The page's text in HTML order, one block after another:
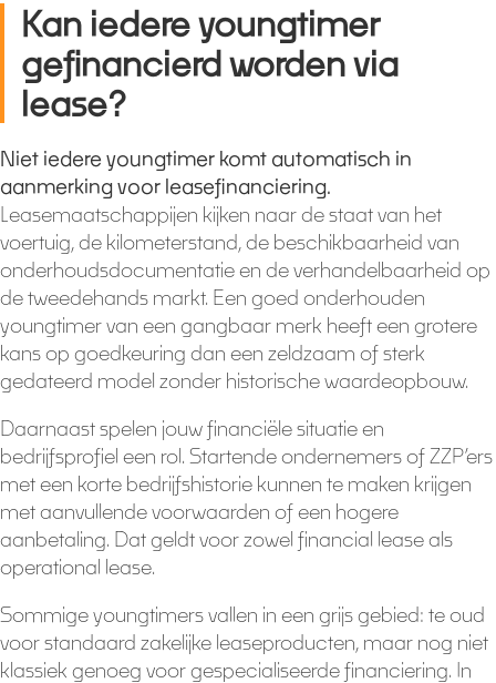
Kan iedere youngtimer
gefinancierd worden via
lease?
Niet iedere youngtimer komt automatisch in
aanmerking voor leasefinanciering.
Leasemaatschappijen kijken naar de staat van het
voertuig, de kilometerstand, de beschikbaarheid van
onderhoudsdocumentatie en de verhandelbaarheid op
de tweedehands markt. Een goed onderhouden
youngtimer van een gangbaar merk heeft een grotere
kans op goedkeuring dan een zeldzaam of sterk
gedateerd model zonder historische waardeopbouw.
Daarnaast spelen jouw financiële situatie en
bedrijfsprofiel een rol. Startende ondernemers of ZZP’ers
met een korte bedrijfshistorie kunnen te maken krijgen
met aanvullende voorwaarden of een hogere
aanbetaling. Dat geldt voor zowel financial lease als
operational lease.
Sommige youngtimers vallen in een grijs gebied: te oud
voor standaard zakelijke leaseproducten, maar nog niet
klassiek genoeg voor gespecialiseerde financiering. In